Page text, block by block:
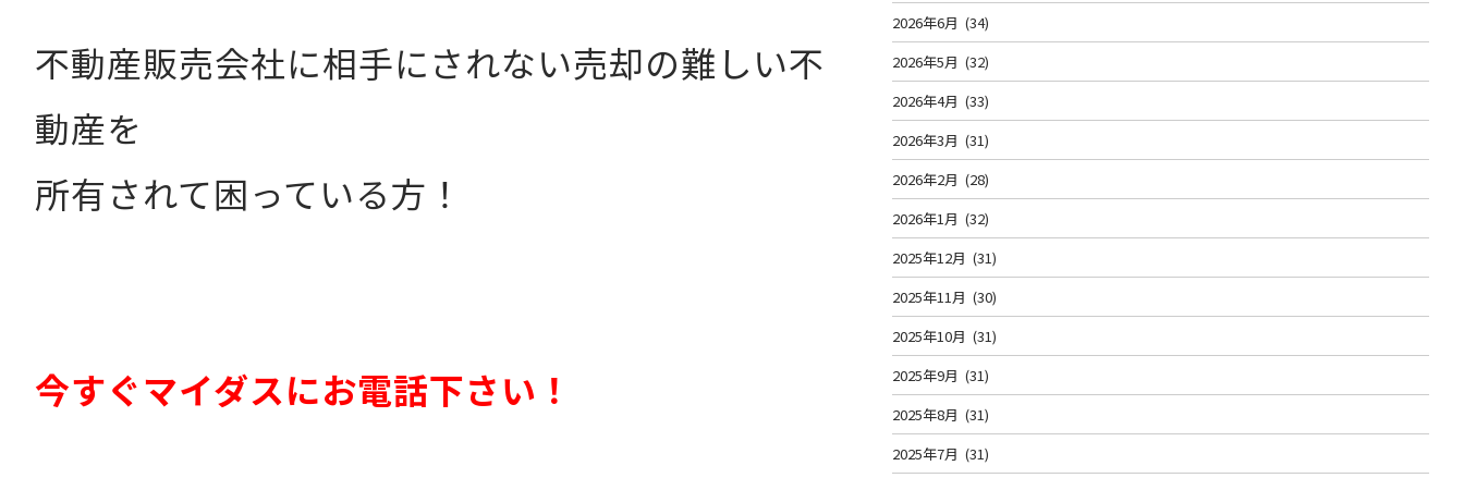
不動産販売会社に相手にされない売却の難しい不
動産を
所有されて困っている方！
今すぐマイダスにお電話下さい！
2026年6月 (34)
2026年5月 (32)
2026年4月 (33)
2026年3月 (31)
2026年2月 (28)
2026年1月 (32)
2025年12月 (31)
2025年11月 (30)
2025年10月 (31)
2025年9月 (31)
2025年8月 (31)
2025年7月 (31)